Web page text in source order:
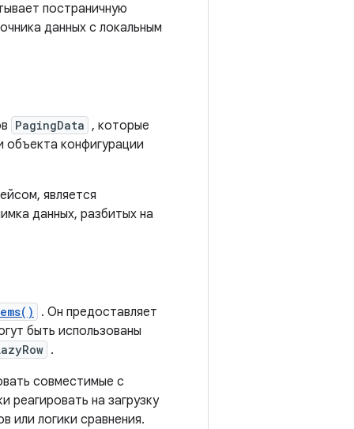
постраничную
данных с локальным
PagingData , которые
объекта конфигурации
является
данных, разбитых на
. Он предоставляет
быть использованы
.
совместимые с
реагировать на загрузку
или логики сравнения.